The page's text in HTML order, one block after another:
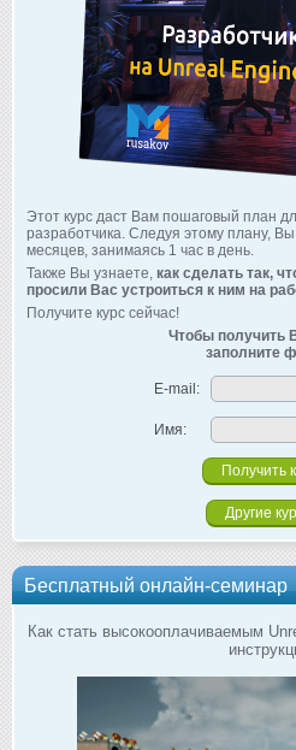
Этот курс даст Вам пошаговый план
разработчика. Следуя этому плану,
месяцев, занимаясь 1 час в день.
Также Вы узнаете, как сделать так,
просили Вас устроиться к ним на
Получите курс сейчас!
Чтобы получить
заполните
E-mail:
Имя:
Другие
Бесплатный онлайн-семинар
Как стать высокооплачиваемым